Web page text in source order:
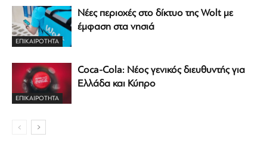
ΕΠΙΚΑΙΡΟΤΗΤΑ
Νέες περιοχές στο δίκτυο της Wolt με
έμφαση στα νησιά
ΕΠΙΚΑΙΡΟΤΗΤΑ
Coca-Cola: Νέος γενικός διευθυντής για
Ελλάδα και Κύπρο